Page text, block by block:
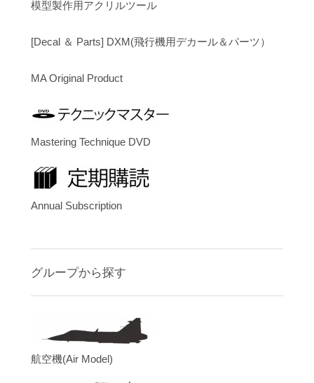
模型製作用アクリルツール
[Decal ＆ Parts] DXM(飛行機用デカール＆パーツ）
MA Original Product
Mastering Technique DVD
Annual Subscription
グループから探す
航空機(Air Model)